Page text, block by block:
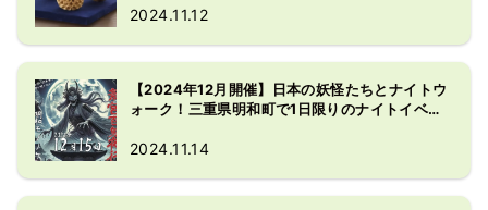
2024.11.12
【2024年12月開催】日本の妖怪たちとナイトウ
ォーク！三重県明和町で1日限りのナイトイベン
2024.11.14